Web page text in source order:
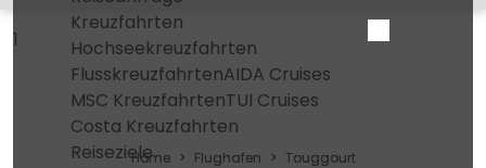
Kreuzfahrten
Hochseekreuzfahrten
FlusskreuzfahrtenAIDA Cruises
MSC KreuzfahrtenTUI Cruises
Costa Kreuzfahrten
Reiseziele
1
Home Flughafen Touggourt